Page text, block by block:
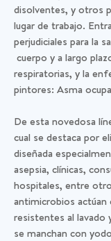
disolventes, y otros
lugar de trabajo.
perjudiciales para la
cuerpo y a largo
respiratorias, y la
pintores: Asma
De esta novedosa
cual se destaca por
diseñada
asepsia, clínicas,
hospitales, entre
antimicrobios actúan
resistentes al
se manchan con